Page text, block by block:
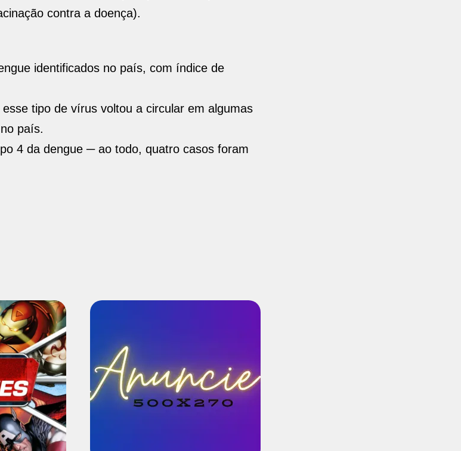
contra a doença).
identificados no país, com índice de
tipo de vírus voltou a circular em algumas
país.
4 da dengue ─ ao todo, quatro casos foram